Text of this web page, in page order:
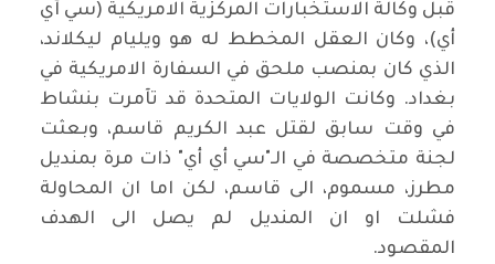
قبل وكالة الاستخبارات المركزية الامريكية (سي آي
أي)، وكان العقل المخطط له هو ويليام ليكلاند،
الذي كان بمنصب ملحق في السفارة الامريكية في
بغداد. وكانت الولايات المتحدة قد تآمرت بنشاط
في وقت سابق لقتل عبد الكريم قاسم، وبعثت
لجنة متخصصة في الـ"سي أي أي" ذات مرة بمنديل
مطرز، مسموم، الى قاسم، لكن اما ان المحاولة
فشلت او ان المنديل لم يصل الى الهدف
المقصود.